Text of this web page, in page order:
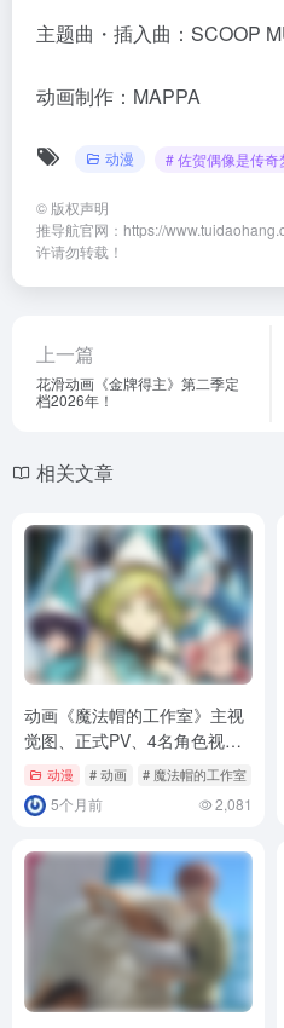
主题曲・插入曲：SCOOP
动画制作：MAPPA
动漫 # 佐贺偶像是传奇
© 版权声明
推导航官网：https://
许请勿转载！
上一篇
花滑动画《金牌得主》第二季定
档2026年！
相关文章
动画《魔法帽的工作室》主视
觉图、正式PV、4名角色视觉
图公开！
动漫 # 动画 # 魔法帽的工作室
5个月前 2,081